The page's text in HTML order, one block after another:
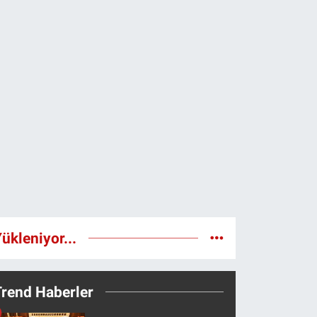
Haberler